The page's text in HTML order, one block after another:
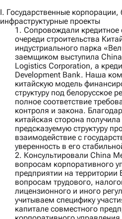
I. Государственные корпорации,
инфраструктурные проекты
1. Сопровождали
очереди строительства
индустриального парка
заемщиком выступила
Logistics Corporation, а
Development Bank. Наша
китайскую модель
структуру под белорусское
полное соответствие
контроля и закона.
китайская сторона
предсказуемую структуру
взаимодействие с
уверенность в его
2. Консультировали China
вопросам корпоративного
предприятии на территории
вопросам трудового,
лицензионного и иного
учитываем специфику
капитале совместного